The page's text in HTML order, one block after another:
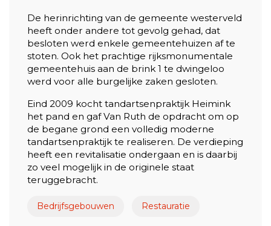
De herinrichting van de gemeente westerveld
heeft onder andere tot gevolg gehad, dat
besloten werd enkele gemeentehuizen af te
stoten. Ook het prachtige rijksmonumentale
gemeentehuis aan de brink 1 te dwingeloo
werd voor alle burgelijke zaken gesloten.
Eind 2009 kocht tandartsenpraktijk Heimink
het pand en gaf Van Ruth de opdracht om op
de begane grond een volledig moderne
tandartsenpraktijk te realiseren. De verdieping
heeft een revitalisatie ondergaan en is daarbij
zo veel mogelijk in de originele staat
teruggebracht.
Bedrijfsgebouwen Restauratie